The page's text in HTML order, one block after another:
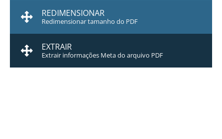
REDIMENSIONAR
Redimensionar tamanho do PDF
EXTRAIR
Extrair informações Meta do arquivo PDF